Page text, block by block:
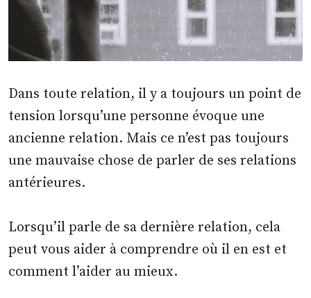
Dans toute relation, il y a toujours un point de
tension lorsqu’une personne évoque une
ancienne relation. Mais ce n’est pas toujours
une mauvaise chose de parler de ses relations
antérieures.
Lorsqu’il parle de sa dernière relation, cela
peut vous aider à comprendre où il en est et
comment l’aider au mieux.